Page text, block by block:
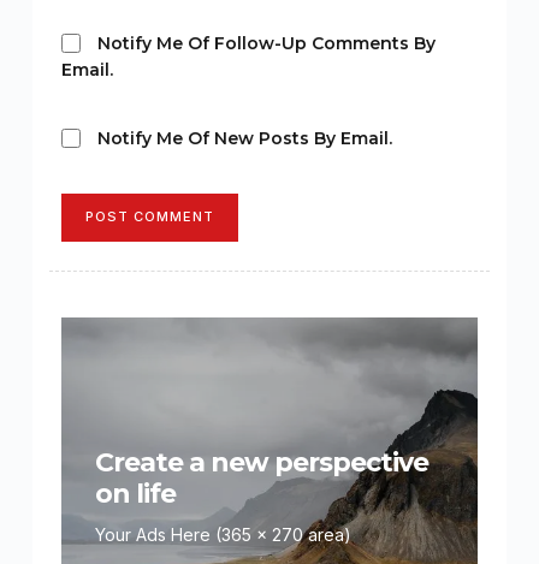
Notify Me Of Follow-Up Comments By
Email.
Notify Me Of New Posts By Email.
POST COMMENT
Create a new perspective
on life
Your Ads Here (365 x 270 area)